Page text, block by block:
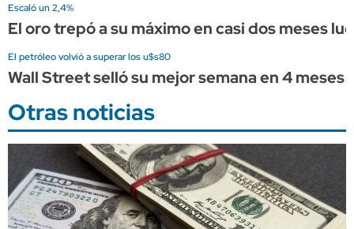
Escaló un 2,4%
El oro trepó a su máximo en casi dos meses
El petróleo volvió a superar los u$s80
Wall Street selló su mejor semana en 4
Otras noticias